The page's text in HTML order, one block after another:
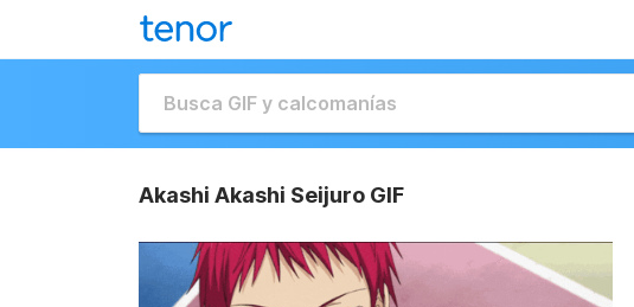
Akashi Akashi Seijuro GIF